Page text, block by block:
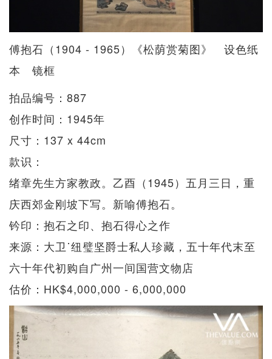
傅抱石（1904 - 1965）《松荫赏菊图》 设色纸
本 镜框
拍品编号：887
创作时间：1945年
尺寸：137 x 44cm
款识：
绪章先生方家教政。乙酉（1945）五月三日，重
庆西郊金刚坡下写。新喻傅抱石。
钤印：抱石之印、抱石得心之作
来源：大卫˙纽璧坚爵士私人珍藏，五十年代末至
六十年代初购自广州一间国营文物店
估价：HK$4,000,000 - 6,000,000